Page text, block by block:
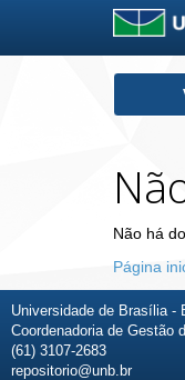
Não há
Página
Universidade de Brasília -
Coordenadoria de Gestão
(61) 3107-2683
repositorio@unb.br